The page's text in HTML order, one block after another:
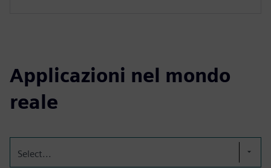
Applicazioni nel mondo
reale
Select...